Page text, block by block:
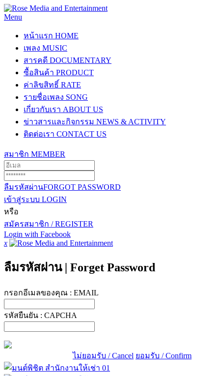
Menu
หน้าแรก HOME
เพลง MUSIC
สารคดี DOCUMENTARY
ซื้อสินค้า PRODUCT
ค่าลิขสิทธิ์ RATE
รายชื่อเพลง SONG
เกี่ยวกับเรา ABOUT US
ข่าวสารและกิจกรรม NEWS & ACTIVITY
ติดต่อเรา CONTACT US
สมาชิก MEMBER
ลืมรหัสผ่านFORGOT PASSWORD
เข้าสู่ระบบ LOGIN
หรือ
สมัครสมาชิก / REGISTER
Login with Facebook
x
ลืมรหัสผ่าน | Forget Password
กรอกอีเมลของคุณ : EMAIL
รหัสยืนยัน : CAPCHA
ไม่ยอมรับ / Cancel ยอมรับ / Confirm